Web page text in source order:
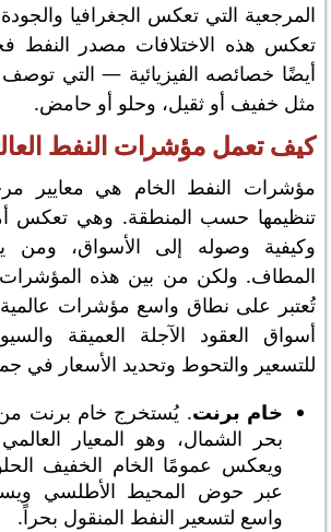
المرجعية التي تعكس الجغرافيا
تعكس هذه الاختلافات مصدر
أيضًا خصائصه الفيزيائية — التي
مثل خفيف أو ثقيل، وحلو أو حامض.
كيف تعمل مؤشرات النفط
مؤشرات النفط الخام هي معايير
تنظيمها حسب المنطقة. وهي تعكس
وكيفية وصوله إلى الأسواق، ومن
المطاف. ولكن من بين هذه
تُعتبر على نطاق واسع مؤشرات
أسواق العقود الآجلة العميقة
للتسعير والتحوط وتحديد الأسعار في
خام برنت. يُستخرج خام برنت
بحر الشمال، وهو المعيار العالمي
ويعكس عمومًا الخام الخفيف
عبر حوض المحيط الأطلسي
واسع لتسعير النفط المنقول بحراً.